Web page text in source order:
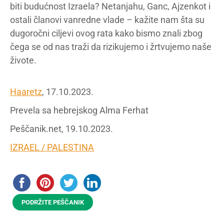
biti budućnost Izraela? Netanjahu, Ganc, Ajzenkot i
ostali članovi vanredne vlade – kažite nam šta su
dugoročni ciljevi ovog rata kako bismo znali zbog
čega se od nas traži da rizikujemo i žrtvujemo naše
živote.
Haaretz, 17.10.2023.
Prevela sa hebrejskog Alma Ferhat
Peščanik.net, 19.10.2023.
IZRAEL / PALESTINA
PODRŽITE PEŠČANIK